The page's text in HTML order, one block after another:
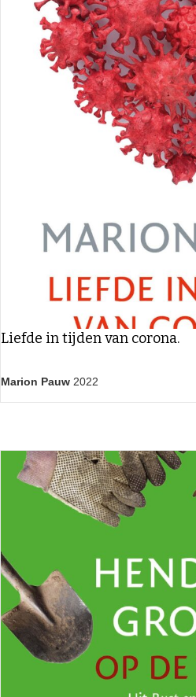
Liefde in tijden van corona.
Marion Pauw 2022